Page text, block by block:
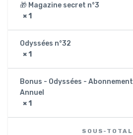
🎁 Magazine secret n°3
× 1
Odyssées n°32
× 1
Bonus - Odyssées - Abonnement
Annuel
× 1
SOUS-TOTAL